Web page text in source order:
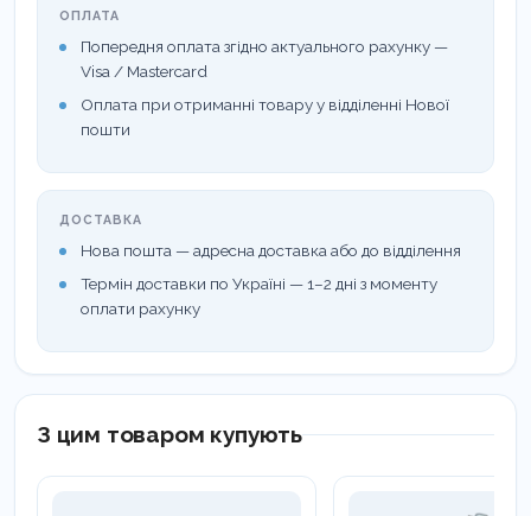
ОПЛАТА
Попередня оплата згідно актуального рахунку —
Visa / Mastercard
Оплата при отриманні товару у відділенні Нової
пошти
ДОСТАВКА
Нова пошта — адресна доставка або до відділення
Термін доставки по Україні — 1–2 дні з моменту
оплати рахунку
З цим товаром купують